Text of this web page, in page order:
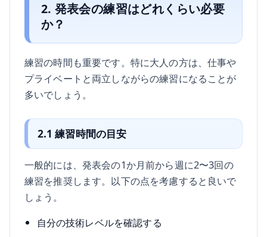
2. 発表会の練習はどれくらい必要
か？
練習の時間も重要です。特に大人の方は、仕事や
プライベートと両立しながらの練習になることが
多いでしょう。
2.1 練習時間の目安
一般的には、発表会の1か月前から週に2〜3回の
練習を推奨します。以下の点を考慮すると良いで
しょう。
自分の技術レベルを確認する